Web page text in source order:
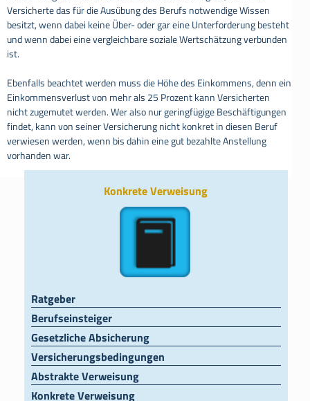
Versicherte das für die Ausübung des Berufs notwendige Wissen
besitzt, wenn dabei keine Über- oder gar eine Unterforderung besteht
und wenn dabei eine vergleichbare soziale Wertschätzung verbunden
ist.
Ebenfalls beachtet werden muss die Höhe des Einkommens, denn ein
Einkommensverlust von mehr als 25 Prozent kann Versicherten
nicht zugemutet werden. Wer also nur geringfügige Beschäftigungen
findet, kann von seiner Versicherung nicht konkret in diesen Beruf
verwiesen werden, wenn bis dahin eine gut bezahlte Anstellung
vorhanden war.
Konkrete Verweisung
Ratgeber
Berufseinsteiger
Gesetzliche Absicherung
Versicherungsbedingungen
Abstrakte Verweisung
Konkrete Verweisung